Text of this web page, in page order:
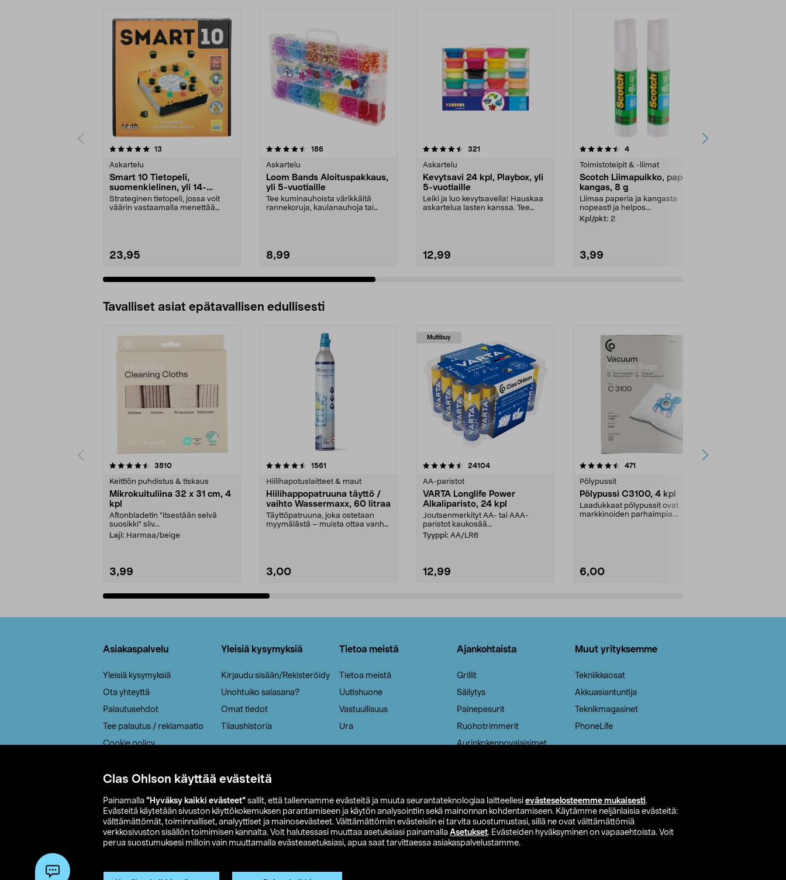
Clas Ohlson käyttää evästeitä
Painamalla ”Hyväksy kaikki evästeet” sallit, että tallennamme evästeitä ja muuta seurantateknologiaa laitteellesi evästeselosteemme mukaisesti.
Evästeitä käytetään sivuston käyttökokemuksen parantamiseen ja käytön analysointiin sekä mainonnan kohdentamiseen. Käytämme neljänlaisia evästeitä:
välttämättömät, toiminnalliset, analyyttiset ja mainosevästeet. Välttämättömiin evästeisiin ei tarvita suostumustasi, sillä ne ovat välttämättömiä
verkkosivuston sisällön toimimisen kannalta. Voit halutessasi muuttaa asetuksiasi painamalla Asetukset. Evästeiden hyväksyminen on vapaaehtoista. Voit
perua suostumuksesi milloin vain muuttamalla evästeasetuksiasi, apua saat tarvittaessa asiakaspalvelustamme.
13
Askartelu
Smart 10 Tietopeli,
suomenkielinen, yli 14-
vuotiaille
Strateginen tietopeli, jossa voit
väärin vastaamalla menettää
23,95
4.5 viidestä
186arvostelut
Askartelu
Loom Bands Aloituspakkaus,
yli 5-vuotiaille
Tee kuminauhoista värikkäitä
rannekoruja, kaulanauhoja tai
8,99
4.5 viidestä
321
Askartelu
Kevytsavi 24 kpl, Playbox, yli
5-vuotiaille
Leiki ja luo kevytsavella! Hauskaa
askartelua lasten kanssa. Tee
12,99
4.5 viidestä
4arvostelut
Toimistoteipit & -liimat
Scotch Liimapuikko, paperi ja
kangas, 8 g
Liimaa paperia ja kangasta
nopeasti ja helpos...
Kpl/pkt: 2
3,99
4.5 viidestä
Tavalliset asiat epätavallisen edullisesti
3810arvostelut
Keittiön puhdistus & tiskaus
Mikrokuituliina 32 x 31 cm, 4
kpl
Aftonbladetin "itsestään selvä
suosikki" siiv...
Laji: Harmaa/beige
3,99
4.5viidestä
1561
Hiilihapotuslaitteet & maut
Hiilihappopatruuna täyttö /
vaihto Wassermaxx, 60 litraa
Täyttöpatruuna, joka ostetaan
myymälästä – muista ottaa vanha
3,00
Multibuy
4.5viidestä
24104arvostelut
AA-paristot
VARTA Longlife Power
Alkaliparisto, 24 kpl
Joutsenmerkityt AA- tai AAA-
paristot kaukosää...
Tyyppi: AA/LR6
12,99
4.5viidestä
471
Pölypussit
Pölypussi C3100, 4 kpl
Laadukkaat pölypussit ovat
markkinoiden parhaimpia.
6,00
4.5viidestä
Asiakaspalvelu
Yleisiä kysymyksiä
Ota yhteyttä
Palautusehdot
Tee palautus / reklamaatio
Cookie policy
Saavutettavuus
Yleisiä kysymyksiä
Kirjaudu sisään/Rekisteröidy
Unohtuiko salasana?
Omat tiedot
Tilaushistoria
Tietoa meistä
Tietoa meistä
Uutishuone
Vastuullisuus
Ura
Ajankohtaista
Grillit
Säilytys
Painepesurit
Ruohotrimmerit
Aurinkokennovalaisimet
Muut yrityksemme
Tekniikkaosat
Akkuasiantuntija
Teknikmagasinet
PhoneLife